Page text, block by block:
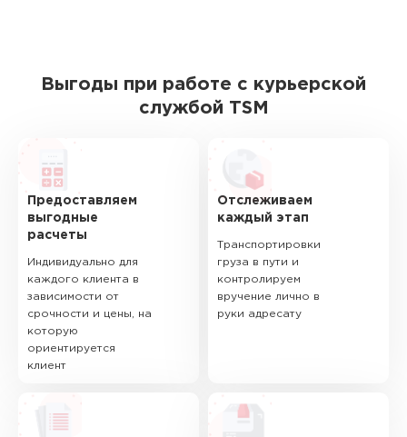
Выгоды при работе с курьерской
службой TSM
Предоставляем
выгодные
расчеты
Индивидуально для
каждого клиента в
зависимости от
срочности и цены, на
которую
ориентируется
клиент
Отслеживаем
каждый этап
Транспортировки
груза в пути и
контролируем
вручение лично в
руки адресату